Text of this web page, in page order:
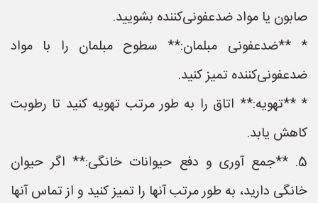
صابون یا مواد ضدعفونی‌کننده بشویید.
* **ضدعفونی مبلمان:** سطوح مبلمان را با مواد
ضدعفونی‌کننده تمیز کنید.
* **تهویه:** اتاق را به طور مرتب تهویه کنید تا رطوبت
کاهش یابد.
5. **جمع آوری و دفع حیوانات خانگی:** اگر حیوان
خانگی دارید، به طور مرتب آنها را تمیز کنید و از تماس آنها